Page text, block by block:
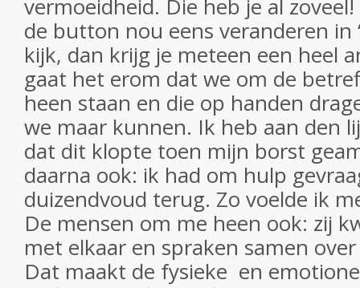
vermoeidheid. Die heb je al
de button nou eens veranderen in
kijk, dan krijg je meteen een heel
gaat het erom dat we om de
heen staan en die op handen
we maar kunnen. Ik heb aan den
dat dit klopte toen mijn borst
daarna ook: ik had om hulp
duizendvoud terug. Zo voelde ik
De mensen om me heen ook: zij
met elkaar en spraken samen
Dat maakt de fysieke en